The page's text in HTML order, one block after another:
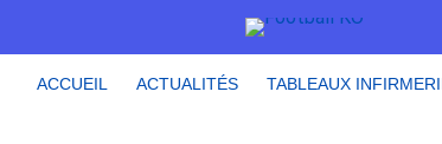
ACCUEIL ACTUALITÉS TABLEAUX